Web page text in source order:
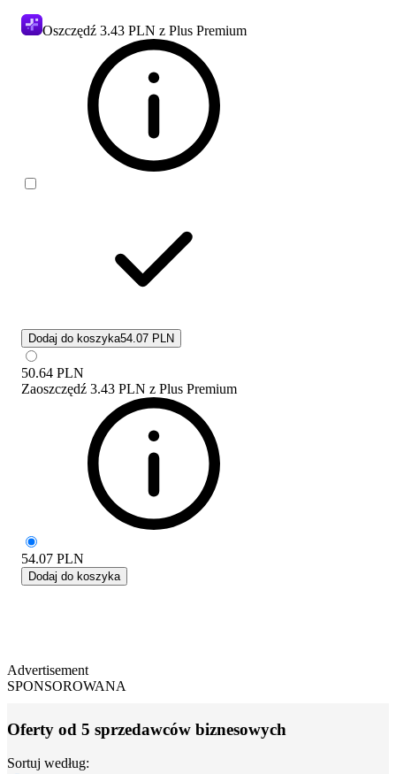
Oszczędź 3.43 PLN z Plus Premium
Dodaj do koszyka54.07 PLN
50.64 PLN
Zaoszczędź 3.43 PLN z Plus Premium
54.07 PLN
Dodaj do koszyka
Advertisement
SPONSOROWANA
Oferty od 5 sprzedawców biznesowych
Sortuj według: